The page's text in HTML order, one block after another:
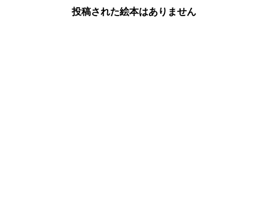
投稿された絵本はありません